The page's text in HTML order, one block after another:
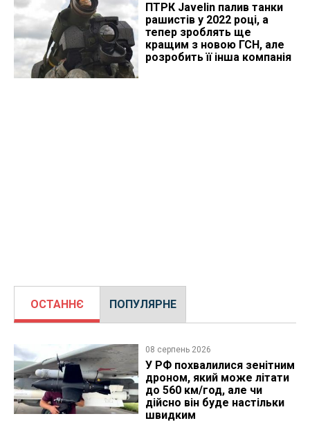
ПТРК Javelin палив танки
рашистів у 2022 році, а
тепер зроблять ще
кращим з новою ГСН, але
розробить її інша компанія
ОСТАННЄ ПОПУЛЯРНЕ
08 серпень 2026
У РФ похвалилися зенітним
дроном, який може літати
до 560 км/год, але чи
дійсно він буде настільки
швидким